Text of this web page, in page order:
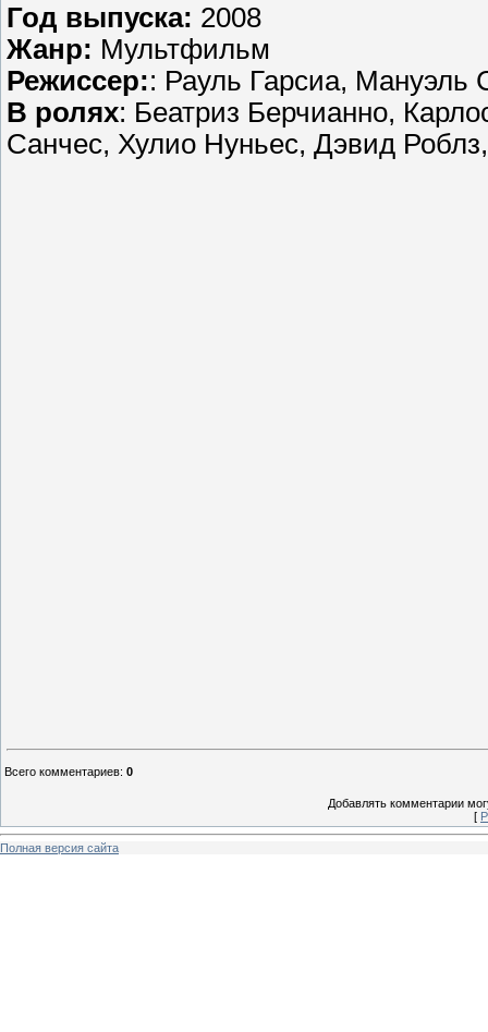
Год выпуска: 2008
Жанр: Мультфильм
Режиссер:: Рауль Гарсиа, Мануэль
В ролях: Беатриз Берчианно,
Санчес, Хулио Нуньес, Дэвид
Всего комментариев: 0
Добавлять комментарии
[
Полная версия сайта